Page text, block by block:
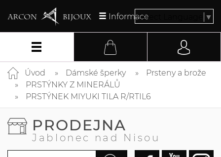
InformaceSelect Language ▼
Úvod Dámské šperky
Prsteny a brože
PRSTÝNKY Z MINERÁLŮ
PRSTÝNEK MIYUKI TILA R/RTIL6
PRODEJNA
Jablonec nad Nisou